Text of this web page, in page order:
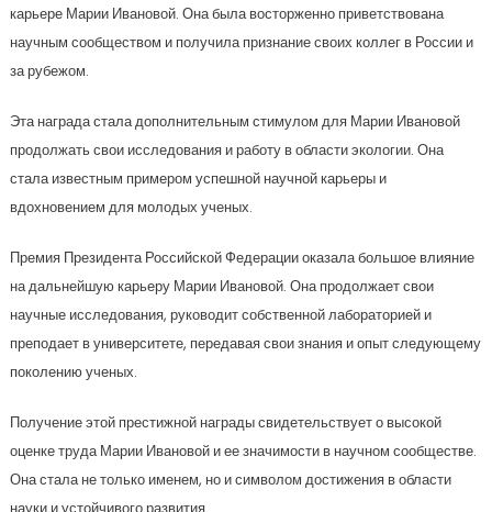
карьере Марии Ивановой. Она была восторженно приветствована
научным сообществом и получила признание своих коллег в России и
за рубежом.
Эта награда стала дополнительным стимулом для Марии Ивановой
продолжать свои исследования и работу в области экологии. Она
стала известным примером успешной научной карьеры и
вдохновением для молодых ученых.
Премия Президента Российской Федерации оказала большое влияние
на дальнейшую карьеру Марии Ивановой. Она продолжает свои
научные исследования, руководит собственной лабораторией и
преподает в университете, передавая свои знания и опыт следующему
поколению ученых.
Получение этой престижной награды свидетельствует о высокой
оценке труда Марии Ивановой и ее значимости в научном сообществе.
Она стала не только именем, но и символом достижения в области